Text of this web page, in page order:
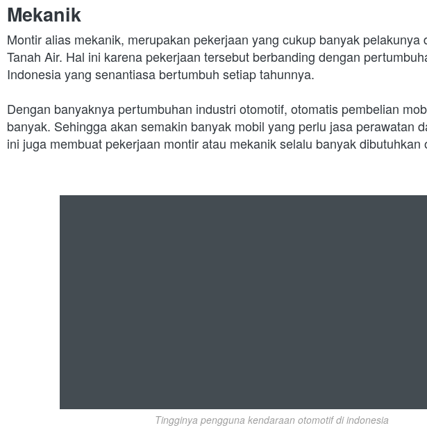
Mekanik
Montir alias mekanik, merupakan pekerjaan yang cukup banyak pelakunya
Tanah Air. Hal ini karena pekerjaan tersebut berbanding dengan
Indonesia yang senantiasa bertumbuh setiap tahunnya.
Dengan banyaknya pertumbuhan industri otomotif, otomatis pembelian
banyak. Sehingga akan semakin banyak mobil yang perlu jasa perawatan
ini juga membuat pekerjaan montir atau mekanik selalu banyak dibutuhkan
Tingginya pengguna kendaraan otomotif di indonesia